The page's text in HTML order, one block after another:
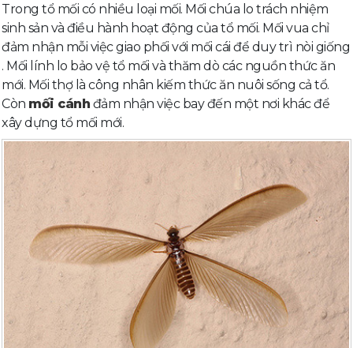
Trong tổ mối có nhiều loại mối. Mối chúa lo trách nhiệm
sinh sản và điều hành hoạt động của tổ mối. Mối vua chỉ
đảm nhận mỗi việc giao phối với mối cái để duy trì nòi giống
. Mối lính lo bảo vệ tổ mối và thăm dò các nguồn thức ăn
mới. Mối thợ là công nhân kiếm thức ăn nuôi sống cả tổ.
Còn mối cánh đảm nhận việc bay đến một nơi khác để
xây dựng tổ mối mới.